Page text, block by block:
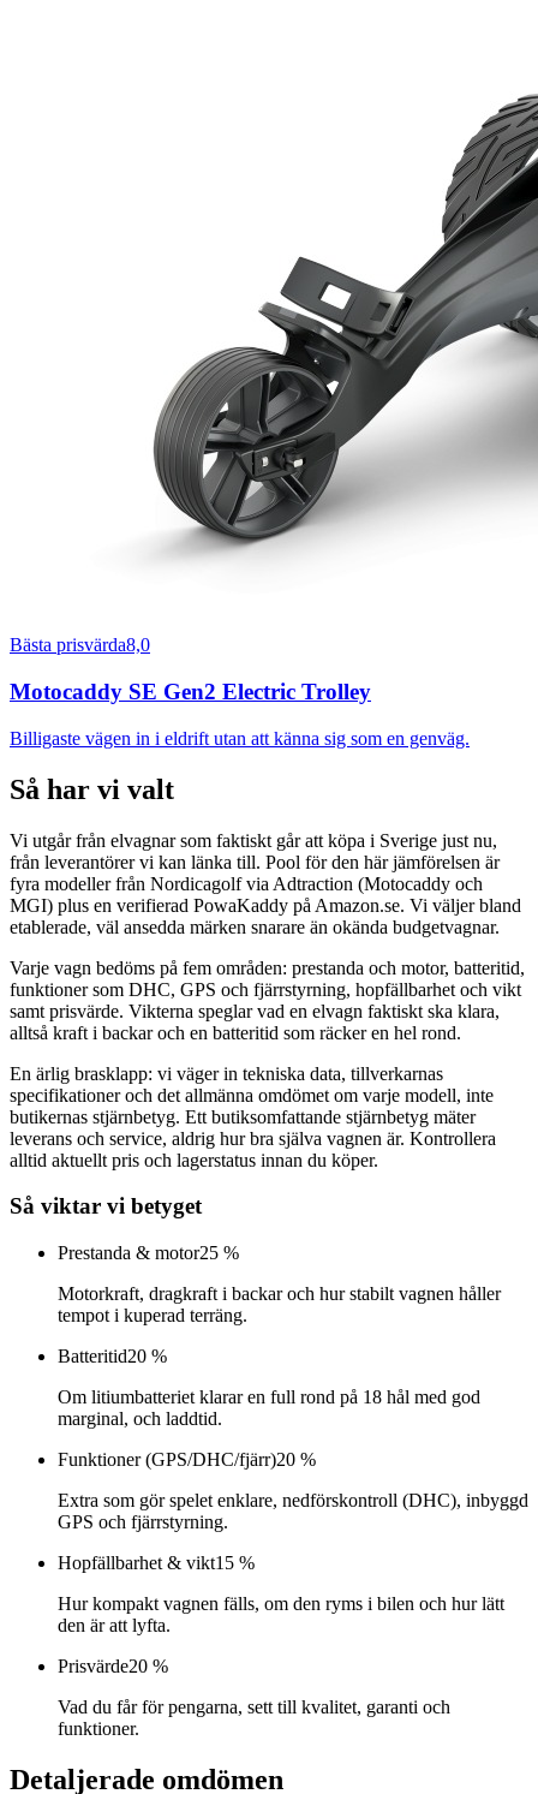
Bästa prisvärda8,0
Motocaddy SE Gen2 Electric Trolley
Billigaste vägen in i eldrift utan att känna sig som en genväg.
Så har vi valt
Vi utgår från elvagnar som faktiskt går att köpa i Sverige just nu,
från leverantörer vi kan länka till. Pool för den här jämförelsen är
fyra modeller från Nordicagolf via Adtraction (Motocaddy och
MGI) plus en verifierad PowaKaddy på Amazon.se. Vi väljer bland
etablerade, väl ansedda märken snarare än okända budgetvagnar.
Varje vagn bedöms på fem områden: prestanda och motor, batteritid,
funktioner som DHC, GPS och fjärrstyrning, hopfällbarhet och vikt
samt prisvärde. Vikterna speglar vad en elvagn faktiskt ska klara,
alltså kraft i backar och en batteritid som räcker en hel rond.
En ärlig brasklapp: vi väger in tekniska data, tillverkarnas
specifikationer och det allmänna omdömet om varje modell, inte
butikernas stjärnbetyg. Ett butiksomfattande stjärnbetyg mäter
leverans och service, aldrig hur bra själva vagnen är. Kontrollera
alltid aktuellt pris och lagerstatus innan du köper.
Så viktar vi betyget
Prestanda & motor25 %
Motorkraft, dragkraft i backar och hur stabilt vagnen håller
tempot i kuperad terräng.
Batteritid20 %
Om litiumbatteriet klarar en full rond på 18 hål med god
marginal, och laddtid.
Funktioner (GPS/DHC/fjärr)20 %
Extra som gör spelet enklare, nedförskontroll (DHC), inbyggd
GPS och fjärrstyrning.
Hopfällbarhet & vikt15 %
Hur kompakt vagnen fälls, om den ryms i bilen och hur lätt
den är att lyfta.
Prisvärde20 %
Vad du får för pengarna, sett till kvalitet, garanti och
funktioner.
Detaljerade omdömen